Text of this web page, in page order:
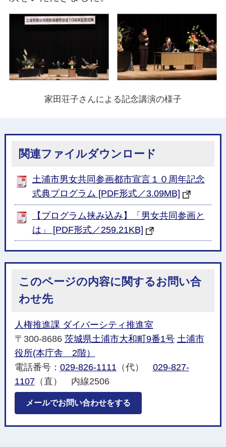
家田荘子さんによる記念講演の様子
関連ファイルダウンロード
土浦市男女共同参画都市宣言１０周年記念
式典プログラム [PDF形式／3.09MB]
【プログラム挟み込み】「男女共同参画と
は」 [PDF形式／259.21KB]
このページの内容に関するお問い合
わせ先
人権推進課 ダイバーシティ推進室
〒300-8686 茨城県土浦市大和町9番1号 土浦市
役所(本庁舎 2階）
電話番号： 029-826-1111 （代） 029-827-
1107（直） 内線2506
メールでお問い合わせをする